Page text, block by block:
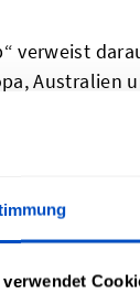
verwendet
verweist
Australien
die USA
in den USA.
USA
Regionen mit